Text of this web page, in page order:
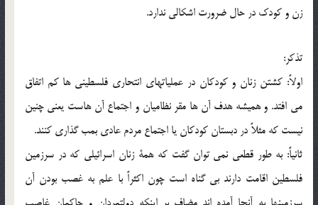
زن و كودك در حال ضرورت اشكالي ندارد.
تذكر:
اولاً: كشتن زنان و كودكان در عملياتهاي انتحاري فلسطيني ها كم اتفاق
مي افتد. و هميشه هدف آن ها مقر نظاميان و اجتماع آن هاست يعني چنين
نيست كه مثلاً در دبستان كودكان يا اجتماع مردم عادي بمب گذاري كنند.
ثانياً: به طور قطعي نمي توان گفت كه همة زنان اسرائيلي كه در سرزمين
فلسطين اقامت دارند بي گناه است چون اكثراً با علم به غصب بودن آن